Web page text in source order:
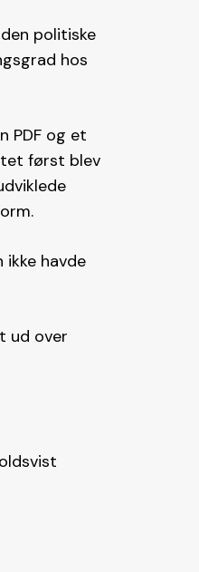
politiske
hos
PDF og et
først blev
havde
ud over